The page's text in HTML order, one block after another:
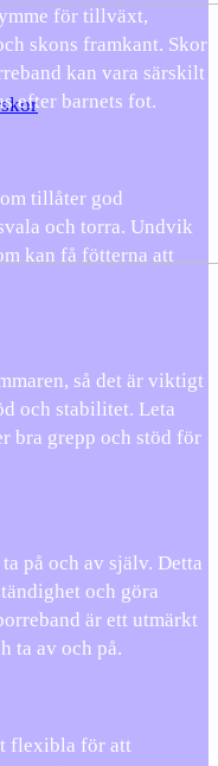
för tillväxt,
skons framkant. Skor
kan vara särskilt
efter barnets fot.
tillåter god
och torra. Undvik
kan få fötterna att
så det är viktigt
och stabilitet. Leta
bra grepp och stöd för
på och av själv. Detta
och göra
är ett utmärkt
ta av och på.
flexibla för att